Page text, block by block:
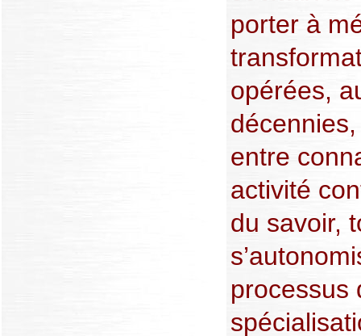
porter à
opérées,
entre
activité
du savoir,
processus